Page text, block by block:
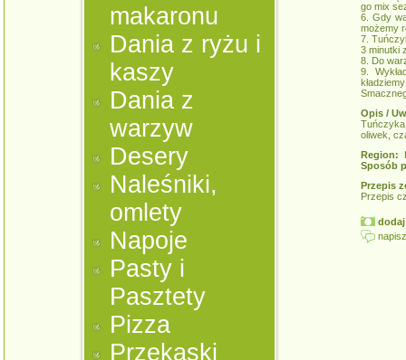
makaronu
Dania z ryżu i
kaszy
Dania z
warzyw
Desery
Naleśniki,
omlety
Napoje
Pasty i
Pasztety
Pizza
Przekąski
go mix
6. Gdy
możemy
7.
3 minutki
8. Do
9.
Opis /
oliwek,
Region:
Sposób
Przepis
Przepis